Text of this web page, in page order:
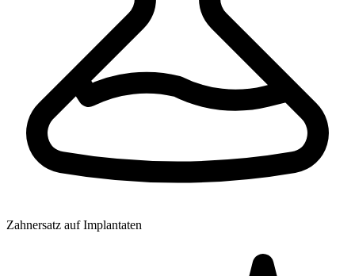
Zahnersatz auf Implantaten